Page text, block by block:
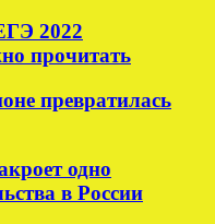
2022
прочитать
превратилась
одно
в России